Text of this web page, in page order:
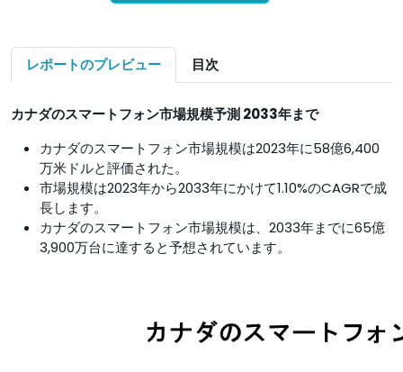
レポートのプレビュー 目次
カナダのスマートフォン市場規模予測 2033年まで
カナダのスマートフォン市場規模は2023年に58億6,400
万米ドルと評価された。
市場規模は2023年から2033年にかけて1.10%のCAGRで成
長します。
カナダのスマートフォン市場規模は、2033年までに65億
3,900万台に達すると予想されています。